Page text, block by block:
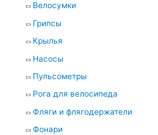
Велосумки
Грипсы
Крылья
Насосы
Пульсометры
Рога для велосипеда
Фляги и флягодержатели
Фонари